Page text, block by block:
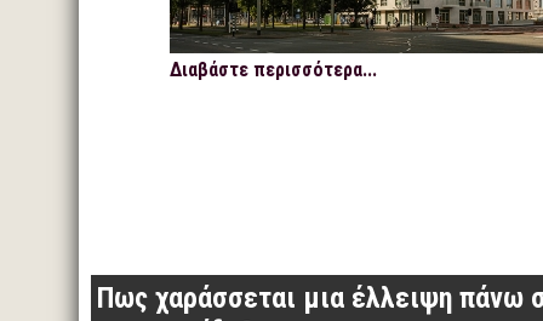
Διαβάστε περισσότερα...
Πως χαράσσεται μια έλλειψη πάνω